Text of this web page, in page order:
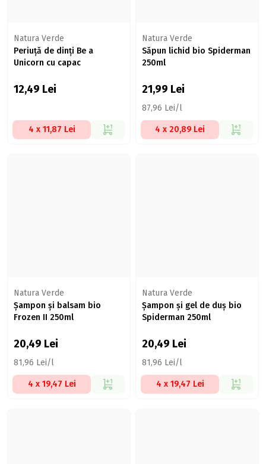
Natura Verde
Periuță de dinți Be a
Unicorn cu capac
12,49 Lei
4 x 11,87 Lei
Natura Verde
Săpun lichid bio Spiderman
250ml
21,99 Lei
87,96 Lei/l
4 x 20,89 Lei
Natura Verde
Șampon și balsam bio
Frozen II 250ml
20,49 Lei
81,96 Lei/l
4 x 19,47 Lei
Natura Verde
Șampon și gel de duș bio
Spiderman 250ml
20,49 Lei
81,96 Lei/l
4 x 19,47 Lei